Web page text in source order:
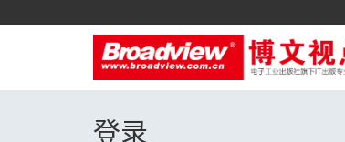
登录